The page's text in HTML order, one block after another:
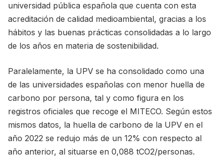
universidad pública española que cuenta con esta
acreditación de calidad medioambiental, gracias a los
hábitos y las buenas prácticas consolidadas a lo largo
de los años en materia de sostenibilidad.
Paralelamente, la UPV se ha consolidado como una
de las universidades españolas con menor huella de
carbono por persona, tal y como figura en los
registros oficiales que recoge el MITECO. Según estos
mismos datos, la huella de carbono de la UPV en el
año 2022 se redujo más de un 12% con respecto al
año anterior, al situarse en 0,088 tCO2/personas.